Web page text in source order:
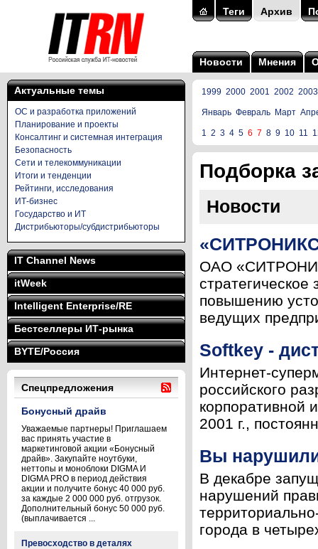
Теги Архив
Новости Мнения
Актуальные темы
ОС и разработка приложений
Планирование и проекты
Консалтинг и системная интеграция
Безопасность
Сети и телекоммуникации
Итоги и тенденции
Рейтинги, исследования
ИТ-бизнес
Государство и ИТ
Дистрибьюторы/субдистрибьюторы
IT Channel News
itWeek
Intelligent Enterprise/RE
Бестселлеры ИТ-рынка
BYTE/Россия
Спецпредложения
Бонусный драйв
Уважаемые партнеры! Приглашаем
вас принять участие в
маркетинговой акции «Бонусный
драйв». Закупайте ноутбуки,
неттопы и моноблоки DIGMA И
DIGMA PRO в период действия
акции и получите бонус 40 000 руб.
за каждые 2 000 000 руб. отгрузок.
Дополнительный бонус 50 000 руб.
(выплачивается ...
Превосходство в деталях
1999 2000 2001 2002 2003
Январь Февраль Март
1 2 3 4 5 6 7 8 9 10 11
Подборка
Новости
ОАО
повышению
ведущих
Softkey -
Интернет-
российского
корпоративной
2001 г.,
Вы
В декабре
нарушений
города в